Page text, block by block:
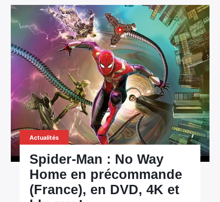
Actualités
Spider-Man : No Way
Home en précommande
(France), en DVD, 4K et